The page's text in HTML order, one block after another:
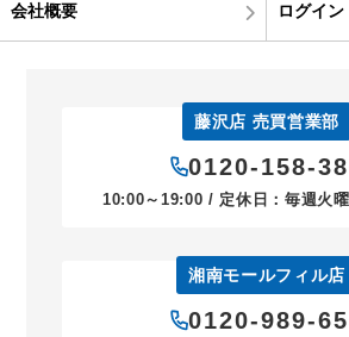
会社概要 ログイン
藤沢店 売買営業部
0120-158-
10:00～19:00 / 定休日：毎週火
湘南モールフィル店
0120-989-